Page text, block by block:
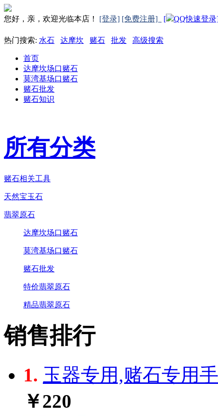
您好，亲，欢迎光临本店！ [登录] [免费注册] [ QQ快速登
热门搜索: 水石 达摩坎 赌石 批发 高级搜索
首页
达摩坎场口赌石
莫湾基场口赌石
赌石批发
赌石知识
所有分类
赌石相关工具
天然宝玉石
翡翠原石
达摩坎场口赌石
莫湾基场口赌石
赌石批发
特价翡翠原石
精品翡翠原石
销售排行
1. 玉器专用,赌石专用
￥220